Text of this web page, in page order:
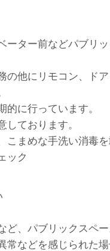
ーター前などパブリ
の他にリモコン、ド
的に行っています。
しております。
こまめな手洗い消毒を
ック
ど、パブリックスペ
常などを感じられた